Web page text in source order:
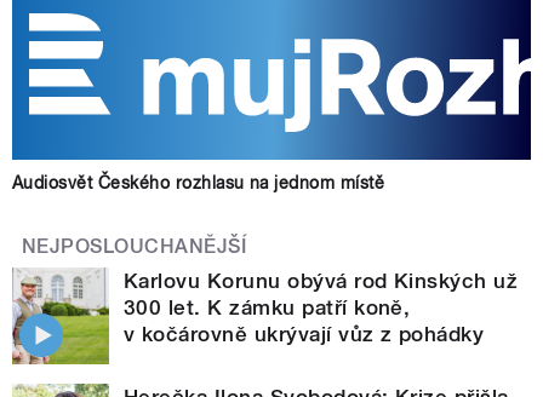
Audiosvět Českého rozhlasu na jednom místě
NEJPOSLOUCHANĚJŠÍ
Karlovu Korunu obývá rod Kinských už
300 let. K zámku patří koně,
v kočárovně ukrývají vůz z pohádky